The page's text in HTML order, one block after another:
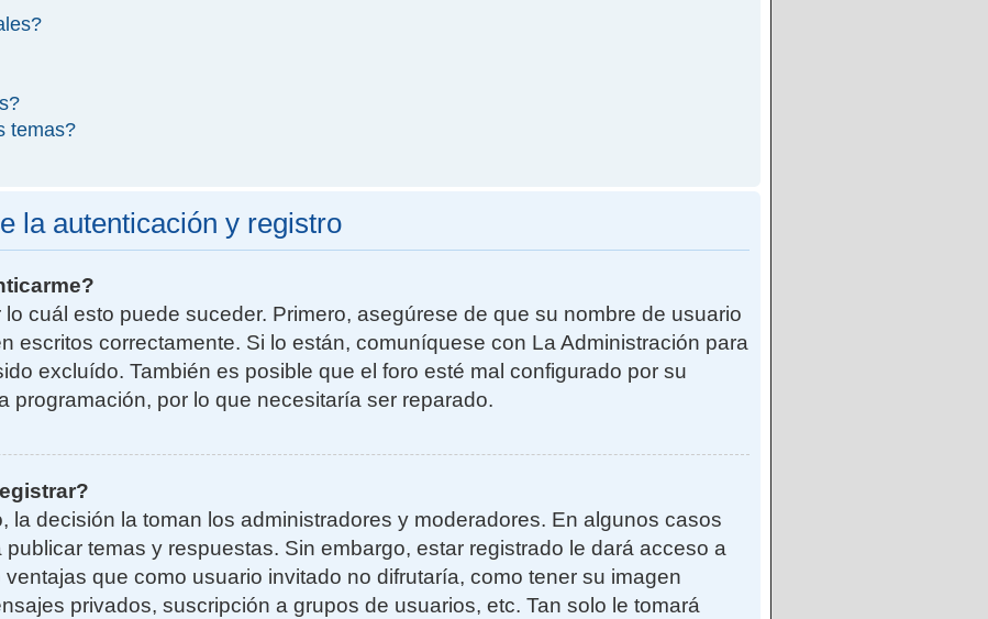
temas?
la autenticación y registro
cuál esto puede suceder. Primero, asegúrese de que su nombre de usuario
escritos correctamente. Si lo están, comuníquese con La Administración para
excluído. También es posible que el foro esté mal configurado por su
programación, por lo que necesitaría ser reparado.
la decisión la toman los administradores y moderadores. En algunos casos
temas y respuestas. Sin embargo, estar registrado le dará acceso a
que como usuario invitado no difrutaría, como tener su imagen
privados, suscripción a grupos de usuarios, etc. Tan solo le tomará